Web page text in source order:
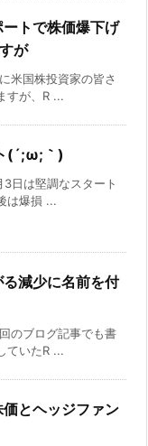
ートで株価爆下げ
が
米国株投資家の皆さ
すが、R ...
(´;ω;｀)
日は堅調なスタート
は爆損 ...
る減少に名前を付
のブログ記事でも書
ていたR ...
価とヘッジファン